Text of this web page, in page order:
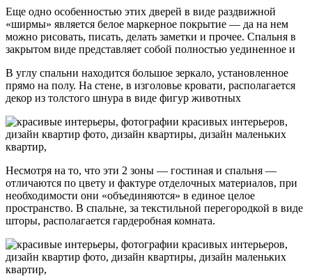
Еще одно особенностью этих дверей в виде раздвижной
«ширмы» является белое маркерное покрытие — да на нем
можно рисовать, писать, делать заметки и прочее. Спальня в
закрытом виде представляет собой полностью уединенное и
В углу спальни находится большое зеркало, установленное
прямо на полу. На стене, в изголовье кровати, располагается
декор из толстого шнура в виде фигур животных
Несмотря на то, что эти 2 зоны — гостиная и спальня —
отличаются по цвету и фактуре отделочных материалов, при
необходимости они «объединяются» в единое целое
пространство. В спальне, за текстильной перегородкой в виде
шторы, располагается гардеробная комната.